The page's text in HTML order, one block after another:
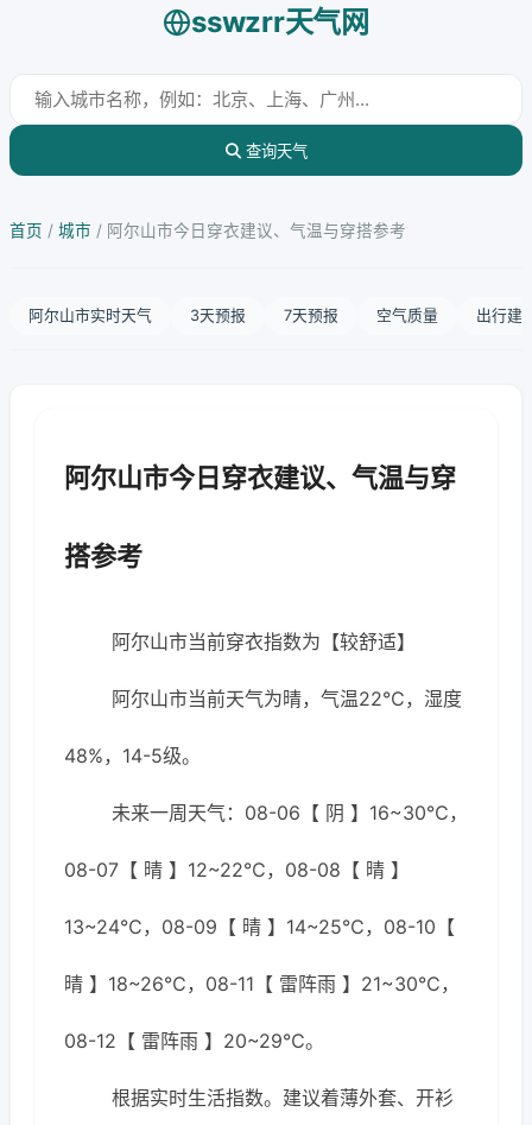
sswzrr天气网
查询天气
首页 / 城市 / 阿尔山市今日穿衣建议、气温与穿搭参考
阿尔山市实时天气 3天预报 7天预报 空气质量 出行建
阿尔山市今日穿衣建议、气温与穿
搭参考
阿尔山市当前穿衣指数为【较舒适】
阿尔山市当前天气为晴，气温22℃，湿度
48%，14-5级。
未来一周天气：08-06【 阴 】16~30℃，
08-07【 晴 】12~22℃，08-08【 晴 】
13~24℃，08-09【 晴 】14~25℃，08-10【
晴 】18~26℃，08-11【 雷阵雨 】21~30℃，
08-12【 雷阵雨 】20~29℃。
根据实时生活指数。建议着薄外套、开衫